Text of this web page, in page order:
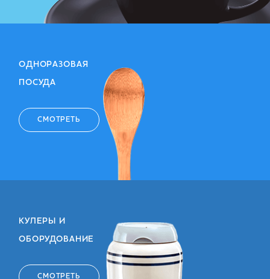
ОДНОРАЗОВАЯ
ПОСУДА
СМОТРЕТЬ
КУЛЕРЫ И
ОБОРУДОВАНИЕ
СМОТРЕТЬ